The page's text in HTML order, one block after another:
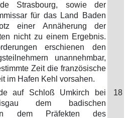
Strasbourg, sowie der
für das Land Baden
einer Annäherung der
nicht zu einem Ergebnis.
erschienen den
unannehmbar,
Zeit die französische
im Hafen Kehl vorsahen.
auf Schloß Umkirch bei
dem badischen
dem Präfekten des
18